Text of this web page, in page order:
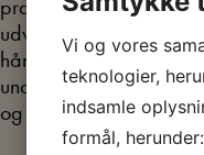
praktiske og manuelle
udviklende. Det er især
håndarbejde, der
undervisningen i de
og tværfaglig.
Vi og vores
teknologier,
indsamle
formål,